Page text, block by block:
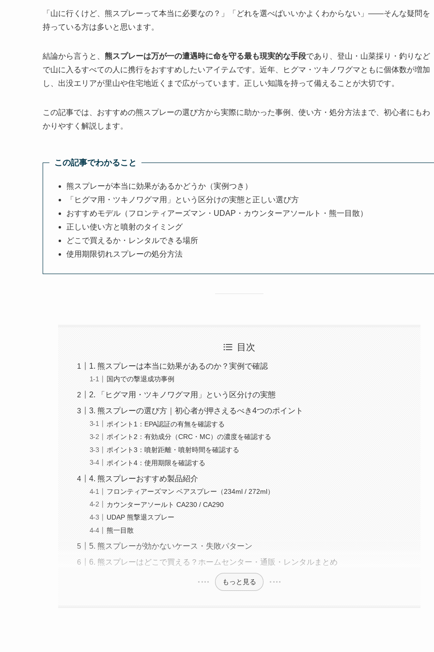
「山に行くけど、熊スプレーって本当に必要なの？」「どれを選べばいいかよくわからない」——そんな疑問を
持っている方は多いと思います。
結論から言うと、 熊スプレーは万が一の遭遇時に命を守る最も現実的な手段であり、登山・山菜採り・釣りなど
で山に入るすべての人に携行をおすすめしたいアイテムです。近年、ヒグマ・ツキノワグマともに個体数が増加
し、出没エリアが里山や住宅地近くまで広がっています。正しい知識を持って備えることが大切です。
この記事では、おすすめの熊スプレーの選び方から実際に助かった事例、使い方・処分方法まで、初心者にもわ
かりやすく解説します。
この記事でわかること
熊スプレーが本当に効果があるかどうか（実例つき）
「ヒグマ用・ツキノワグマ用」という区分けの実態と正しい選び方
おすすめモデル（フロンティアーズマン・UDAP・カウンターアソールト・熊一目散）
正しい使い方と噴射のタイミング
どこで買えるか・レンタルできる場所
使用期限切れスプレーの処分方法
目次
1. 熊スプレーは本当に効果があるのか？実例で確認
国内での撃退成功事例
2. 「ヒグマ用・ツキノワグマ用」という区分けの実態
3. 熊スプレーの選び方｜初心者が押さえるべき4つのポイント
ポイント1：EPA認証の有無を確認する
ポイント2：有効成分（CRC・MC）の濃度を確認する
ポイント3：噴射距離・噴射時間を確認する
ポイント4：使用期限を確認する
4. 熊スプレーおすすめ製品紹介
フロンティアーズマン ベアスプレー（234ml / 272ml）
カウンターアソールト CA230 / CA290
UDAP 熊撃退スプレー
熊一目散
5. 熊スプレーが効かないケース・失敗パターン
6. 熊スプレーはどこで買える？ホームセンター・通販・レンタルまとめ
もっと見る